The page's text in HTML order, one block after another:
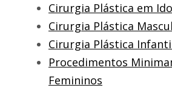
Cirurgia Plástica em
Cirurgia Plástica
Cirurgia Plástica
Procedimentos
Femininos